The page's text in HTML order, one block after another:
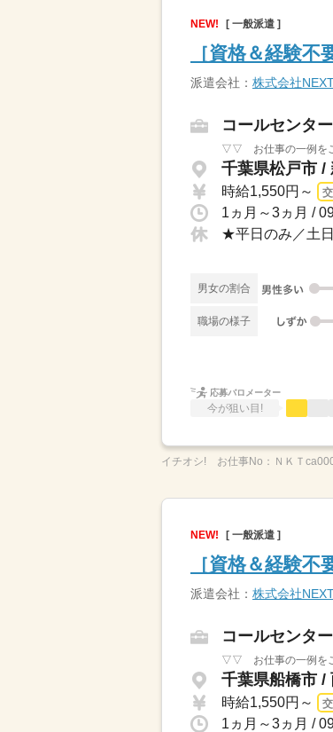
NEW! [ 一般派遣 ]
［資格＆経験
派遣会社： 株式会社
コールセンタ
▽▽ お仕事の一例を
千葉県松戸市 /
時給1,550円～
男女の割合
職場の様子
応募バロメーター
今が狙い目!
イチオシ! お仕事No： ＮＫＴ
NEW! [ 一般派遣 ]
［資格＆経験
派遣会社： 株式会社
コールセンタ
▽▽ お仕事の一例を
千葉県船橋市 /
時給1,550円～